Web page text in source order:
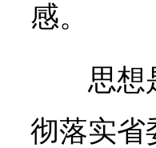
感。
思想
彻落实省